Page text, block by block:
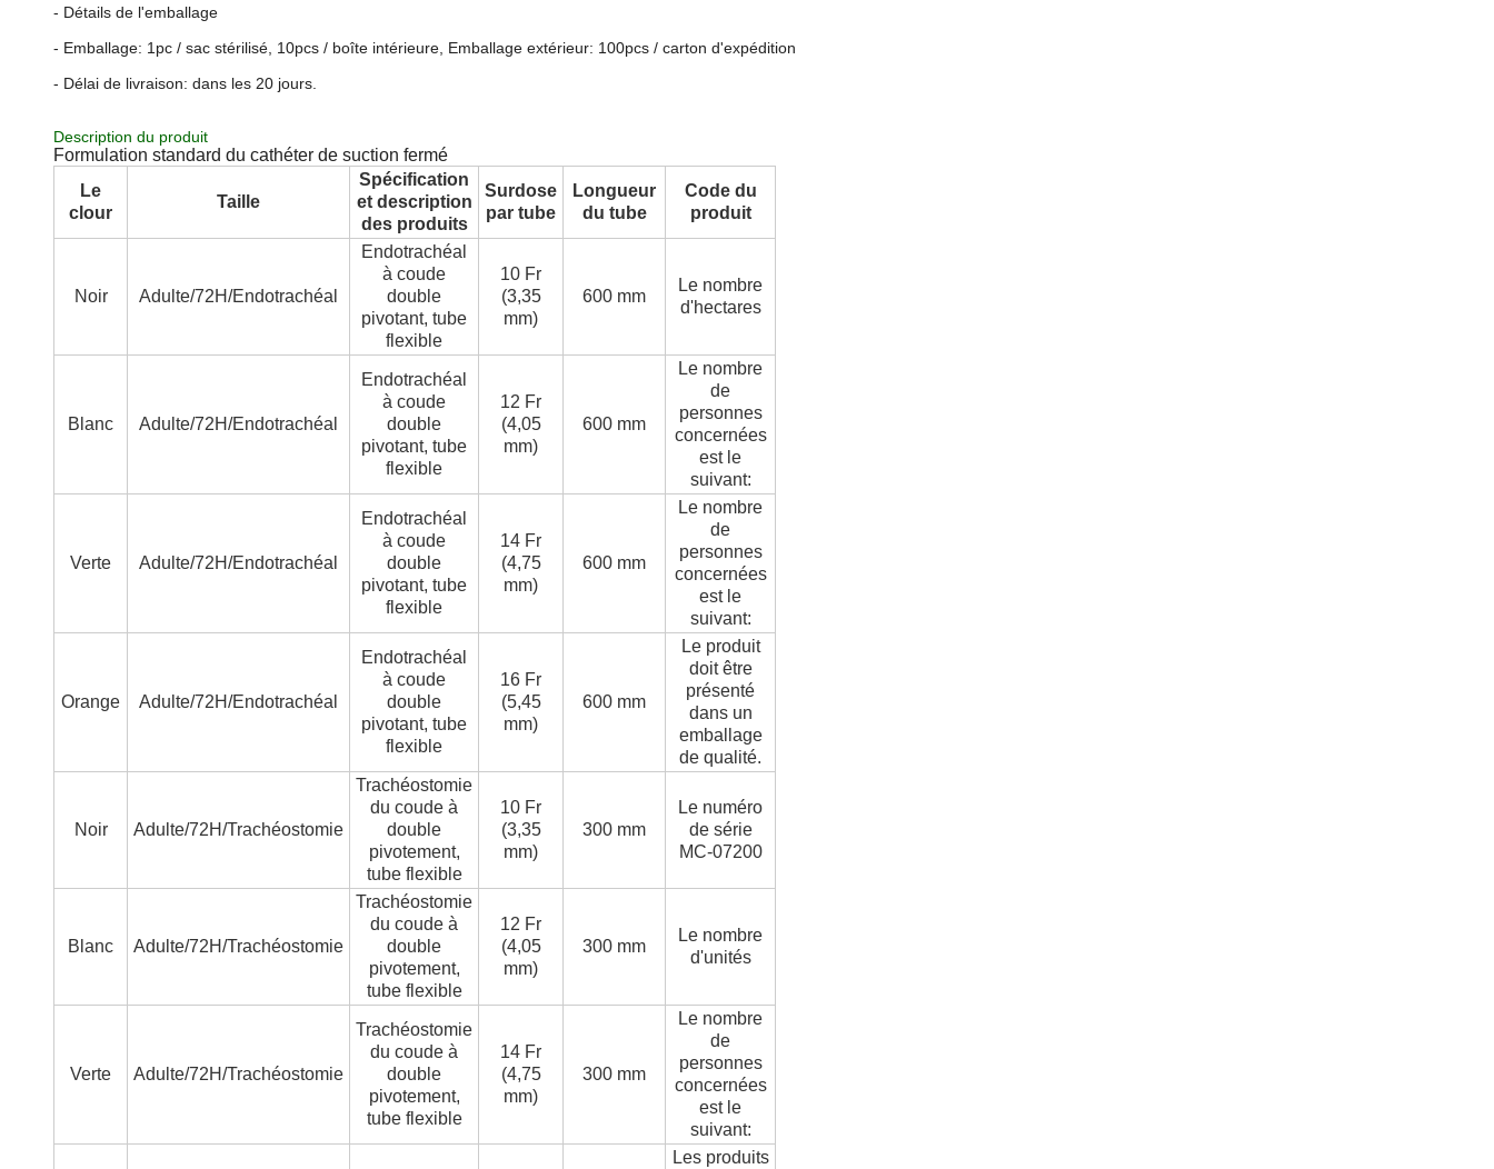
- Détails de l'emballage
- Emballage: 1pc / sac stérilisé, 10pcs / boîte intérieure, Emballage extérieur: 100pcs / carton d'expédition
- Délai de livraison: dans les 20 jours.
Description du produit
Formulation standard du cathéter de suction fermé
Le
clour
Taille
Spécification
et description
des produits
Surdose
par tube
Longueur
du tube
Code du
produit
Noir Adulte/72H/Endotrachéal
Endotrachéal
à coude
double
pivotant, tube
flexible
10 Fr
(3,35
mm)
600 mm
Le nombre
d'hectares
Blanc Adulte/72H/Endotrachéal
Endotrachéal
à coude
double
pivotant, tube
flexible
12 Fr
(4,05
mm)
600 mm
Le nombre
de
personnes
concernées
est le
suivant:
Verte Adulte/72H/Endotrachéal
Endotrachéal
à coude
double
pivotant, tube
flexible
14 Fr
(4,75
mm)
600 mm
Le nombre
de
personnes
concernées
est le
suivant:
Orange Adulte/72H/Endotrachéal
Endotrachéal
à coude
double
pivotant, tube
flexible
16 Fr
(5,45
mm)
600 mm
Le produit
doit être
présenté
dans un
emballage
de qualité.
Noir Adulte/72H/Trachéostomie
Trachéostomie
du coude à
double
pivotement,
tube flexible
10 Fr
(3,35
mm)
300 mm
Le numéro
de série
MC-07200
Blanc Adulte/72H/Trachéostomie
Trachéostomie
du coude à
double
pivotement,
tube flexible
12 Fr
(4,05
mm)
300 mm
Le nombre
d'unités
Verte Adulte/72H/Trachéostomie
Trachéostomie
du coude à
double
pivotement,
tube flexible
14 Fr
(4,75
mm)
300 mm
Le nombre
de
personnes
concernées
est le
suivant:
Les produits